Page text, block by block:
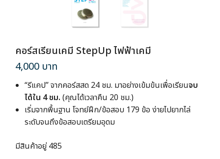
คอร์สเรียนเคมี StepUp ไฟฟ้าเคมี
4,000 บาท
“รีแคป” จากคอร์สสด 24 ชม. มาอย่างเข้มข้นเพื่อเรียนจบ
ได้ใน 4 ชม. (คุณได้เวลาคืน 20 ชม.)
เริ่มจากพื้นฐาน โจทย์ฝึก/ข้อสอบ 179 ข้อ ง่ายไปยากไล่
ระดับจนถึงข้อสอบเตรียมอุดม
มีสินค้าอยู่ 485